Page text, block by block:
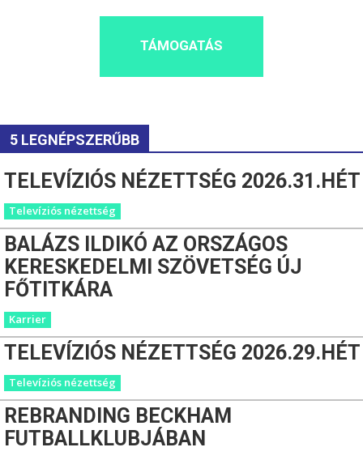
TÁMOGATÁS
5 LEGNÉPSZERŰBB
TELEVÍZIÓS NÉZETTSÉG 2026.31.HÉT
Televíziós nézettség
BALÁZS ILDIKÓ AZ ORSZÁGOS
KERESKEDELMI SZÖVETSÉG ÚJ
FŐTITKÁRA
Karrier
TELEVÍZIÓS NÉZETTSÉG 2026.29.HÉT
Televíziós nézettség
REBRANDING BECKHAM
FUTBALLKLUBJÁBAN